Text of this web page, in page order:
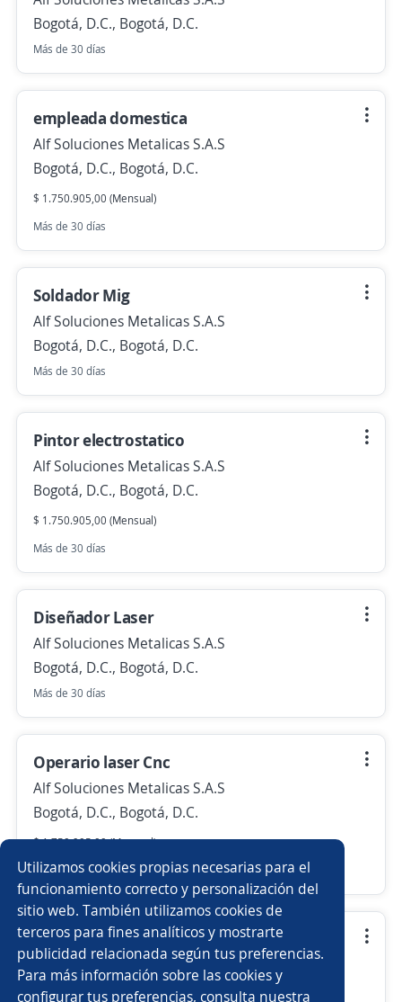
Utilizamos cookies propias necesarias para el
funcionamiento correcto y personalización del
sitio web. También utilizamos cookies de
terceros para fines analíticos y mostrarte
publicidad relacionada según tus preferencias.
Para más información sobre las cookies y
configurar tus preferencias, consulta nuestra
Bogotá, D.C., Bogotá, D.C.
Más de 30 días
empleada domestica
Alf Soluciones Metalicas S.A.S
Bogotá, D.C., Bogotá, D.C.
$ 1.750.905,00 (Mensual)
Más de 30 días
Soldador Mig
Alf Soluciones Metalicas S.A.S
Bogotá, D.C., Bogotá, D.C.
Más de 30 días
Pintor electrostatico
Alf Soluciones Metalicas S.A.S
Bogotá, D.C., Bogotá, D.C.
$ 1.750.905,00 (Mensual)
Más de 30 días
Diseñador Laser
Alf Soluciones Metalicas S.A.S
Bogotá, D.C., Bogotá, D.C.
Más de 30 días
Operario laser Cnc
Alf Soluciones Metalicas S.A.S
Bogotá, D.C., Bogotá, D.C.
$ 1.750.905,00 (Mensual)
Más de 30 días
Analista de compras
Alf Soluciones Metalicas S.A.S
Bogotá, D.C., Bogotá, D.C.